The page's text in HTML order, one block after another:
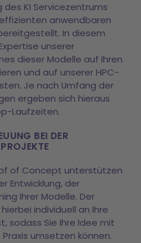
des KI Servicezentrums
anwendbaren
In diesem
unserer
dieser Modelle auf Ihren
und auf unserer HPC-
Je nach Umfang der
ergeben sich hieraus
Laufzeiten.
BEI DER
of Concept unterstützen
Entwicklung, der
Ihrer Modelle. Der
individuell an Ihre
sodass Sie Ihre Idee mit
umsetzen können.